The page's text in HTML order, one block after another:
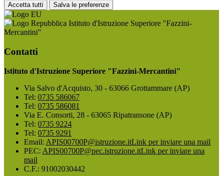
Accetta tutti Salva le preferenze
Istituto d'Istruzione Superiore "Fazzini-
Mercantini"
Contatti
Istituto d'Istruzione Superiore "Fazzini-Mercantini"
Via Salvo d'Acquisto, 30 - 63066 Grottammare (AP)
Tel: 0735 586067
Tel: 0735 586081
Via E. Consorti, 28 - 63065 Ripatransone (AP)
Tel: 0735 9224
Tel: 0735 9291
Email: APIS00700P@istruzione.itLink per inviare una mail
PEC: APIS00700P@pec.istruzione.itLink per inviare una
mail
C.F.: 91002030442